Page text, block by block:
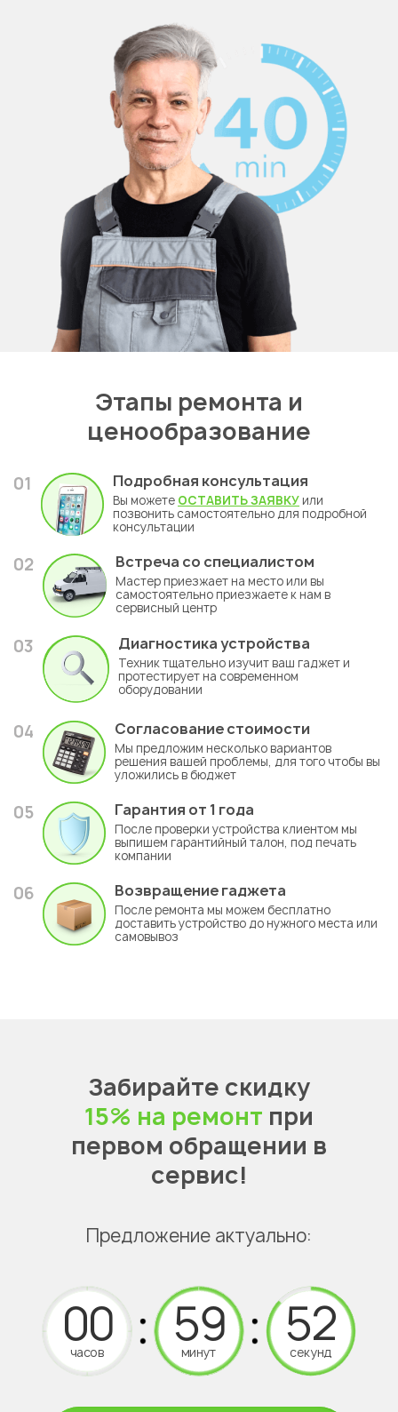
Этапы ремонта и
ценообразование
01 Подробная консультация
Вы можете ОСТАВИТЬ ЗАЯВКУ или
позвонить самостоятельно для подробной
консультации
02 Встреча со специалистом
Мастер приезжает на место или вы
самостоятельно приезжаете к нам в
сервисный центр
03 Диагностика устройства
Техник тщательно изучит ваш гаджет и
протестирует на современном
оборудовании
04 Согласование стоимости
Мы предложим несколько вариантов
решения вашей проблемы, для того чтобы вы
уложились в бюджет
05 Гарантия от 1 года
После проверки устройства клиентом мы
выпишем гарантийный талон, под печать
компании
06 Возвращение гаджета
После ремонта мы можем бесплатно
доставить устройство до нужного места или
самовывоз
Забирайте скидку
15% на ремонт при
первом обращении в
сервис!
Предложение актуально:
часов минут секунд